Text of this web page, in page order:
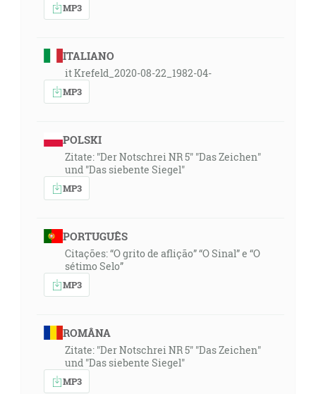
MP3
ITALIANO
it Krefeld_2020-08-22_1982-04-
MP3
POLSKI
Zitate: "Der Notschrei NR 5" "Das Zeichen"
und "Das siebente Siegel"
MP3
PORTUGUÊS
Citações: “O grito de aflição” “O Sinal” e “O
sétimo Selo”
MP3
ROMÂNA
Zitate: "Der Notschrei NR 5" "Das Zeichen"
und "Das siebente Siegel"
MP3